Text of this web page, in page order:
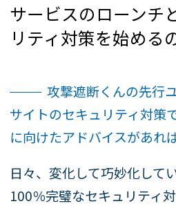
サービスのローンチ
リティ対策を始める
攻撃遮断くんの先行
サイトのセキュリティ対策
に向けたアドバイスがあれ
日々、変化して巧妙化して
100％完璧なセキュリティ